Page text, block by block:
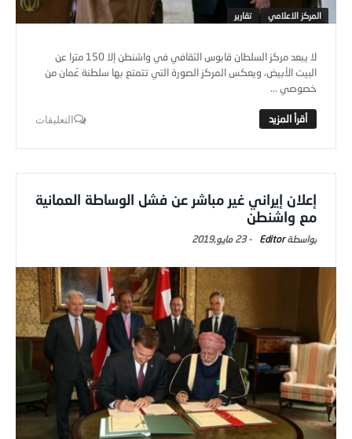
المركز الاعلامي تقارير
لا يبعد مركز السلطان قابوس الثقافي في واشنطن إلا 150 مترا عن
البيت الأبيض، ويعكس المركز الصورة التي تتمتع بها سلطنة عُمان من
خصوصي ...
التعليقات
إعلان إيراني غير مباشر عن فشل الوساطة العمانية
مع واشنطن
Editor
-23 مايو,2019